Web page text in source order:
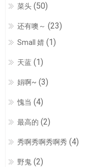
菜头 (50)
还有噢～ (23)
Small 婧 (1)
天蓝 (1)
娟啊~ (3)
愧当 (4)
最高的 (2)
秀啊秀啊秀啊秀 (4)
野鬼 (2)